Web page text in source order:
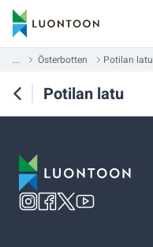
... Österbotten Potilan latu
Potilan latu